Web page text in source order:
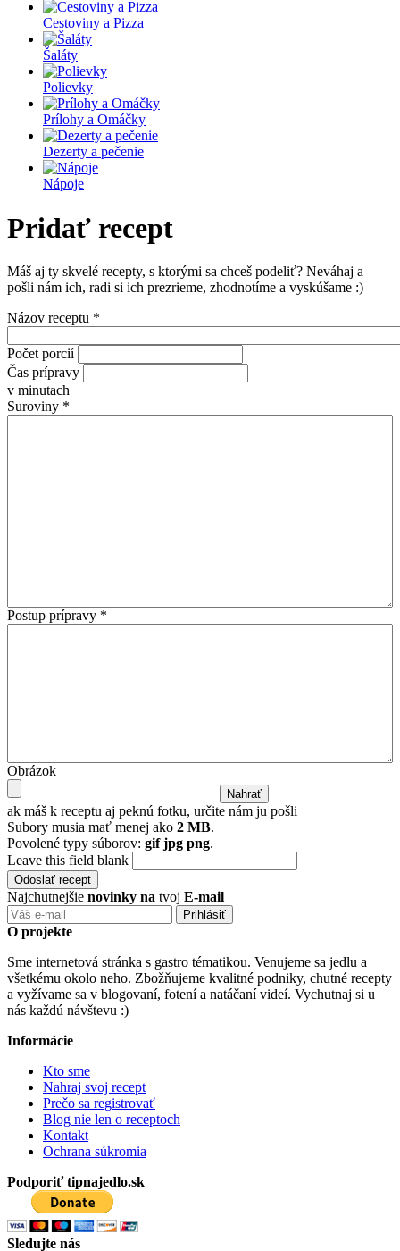
Cestoviny a Pizza
Šaláty
Polievky
Prílohy a Omáčky
Dezerty a pečenie
Nápoje
Pridať recept
Máš aj ty skvelé recepty, s ktorými sa chceš podeliť? Neváhaj a
pošli nám ich, radi si ich prezrieme, zhodnotíme a vyskúšame :)
Názov receptu *
Počet porcií
Čas prípravy
v minutach
Suroviny *
Postup prípravy *
Obrázok
ak máš k receptu aj peknú fotku, určite nám ju pošli
Subory musia mať menej ako 2 MB.
Povolené typy súborov: gif jpg png.
Leave this field blank
Najchutnejšie novinky na tvoj E-mail
O projekte
Sme internetová stránka s gastro tématikou. Venujeme sa jedlu a
všetkému okolo neho. Zbožňujeme kvalitné podniky, chutné recepty
a vyžívame sa v blogovaní, fotení a natáčaní videí. Vychutnaj si u
nás každú návštevu :)
Informácie
Kto sme
Nahraj svoj recept
Prečo sa registrovať
Blog nie len o receptoch
Kontakt
Ochrana súkromia
Podporiť tipnajedlo.sk
Sledujte nás